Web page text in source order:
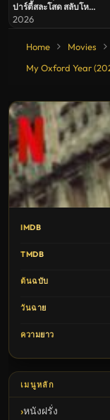
ปาร์ตี้สละโสด สลับโหมด
ข้ามคืน
2026
Home
Movies
My Oxford Year
IMDB
TMDB
ต้นฉบับ
วันฉาย
ความยาว
เมนูหลัก
หนังฝรั่ง